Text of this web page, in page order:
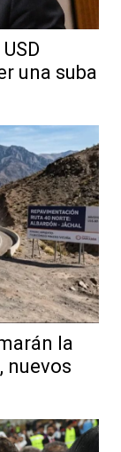
una suba
la
nuevos